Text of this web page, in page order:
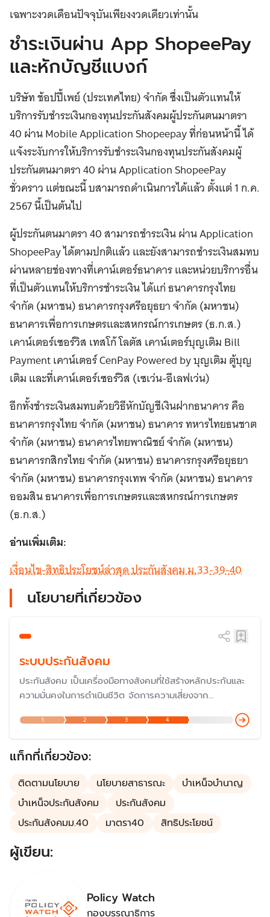
เฉพาะงวดเดือนปัจจุบันเพียงงวดเดียวเท่านั้น
ชำระเงินผ่าน App ShopeePay
และหักบัญชีแบงก์
บริษัท ช้อปปี้เพย์ (ประเทศไทย) จำกัด ซึ่งเป็นตัวแทนให้
บริการรับชำระเงินกองทุนประกันสังคมผู้ประกันตนมาตรา
40 ผ่าน Mobile Application Shopeepay ที่ก่อนหน้านี้ ได้
แจ้งระงับการให้บริการรับชำระเงินกองทุนประกันสังคมผู้
ประกันตนมาตรา 40 ผ่าน Application ShopeePay
ชั่วคราว แต่ขณะนี้ บสามารถดำเนินการได้แล้ว ตั้งแต่ 1 ก.ค.
2567 นี้เป็นต้นไป
ผู้ประกันตนมาตรา 40 สามารถชำระเงิน ผ่าน Application
ShopeePay ได้ตามปกติแล้ว และยังสามารถชำระเงินสมทบ
ผ่านหลายช่องทางที่เคาน์เตอร์ธนาคาร และหน่วยบริการอื่น
ที่เป็นตัวแทนให้บริการชำระเงิน ได้แก่ ธนาคารกรุงไทย
จำกัด (มหาชน) ธนาคารกรุงศรีอยุธยา จำกัด (มหาชน)
ธนาคารเพื่อการเกษตรและสหกรณ์การเกษตร (ธ.ก.ส.)
เคาน์เตอร์เซอร์วิส เทสโก้ โลตัส เคาน์เตอร์บุญเติม Bill
Payment เคาน์เตอร์ CenPay Powered by บุญเติม ตู้บุญ
เติม และที่เคาน์เตอร์เซอร์วิส (เซเว่น-อีเลฟเว่น)
อีกทั้งชำระเงินสมทบด้วยวิธีหักบัญชีเงินฝากธนาคาร คือ
ธนาคารกรุงไทย จำกัด (มหาชน) ธนาคาร ทหารไทยธนชาต
จำกัด (มหาชน) ธนาคารไทยพาณิชย์ จำกัด (มหาชน)
ธนาคารกสิกรไทย จำกัด (มหาชน) ธนาคารกรุงศรีอยุธยา
จำกัด (มหาชน) ธนาคารกรุงเทพ จำกัด (มหาชน) ธนาคาร
ออมสิน ธนาคารเพื่อการเกษตรและสหกรณ์การเกษตร
(ธ.ก.ส.)
อ่านเพิ่มเติม:
เงื่อนไข-สิทธิประโยชน์ล่าสุด ประกันสังคม ม.33-39-40
นโยบายที่เกี่ยวข้อง
ระบบประกันสังคม
ประกันสังคม เป็นเครื่องมือทางสังคมที่ใช้สร้างหลักประกันและ
ความมั่นคงในการดำเนินชีวิต จัดการความเสี่ยงจาก
สถานการณ์ไม่แน่นอนที่เกี่ยวข้องกับความเป็นอยู่ เช่น เจ็บป่วย
อุบัติเหตุ เสียชีวิต ซึ่งเป็นเรื่องสำคัญที่รัฐบาลประเทศต่าง ๆ ใช้
เพื่อให้หลักประกันชีวิตแก่ประชาชนตั้งแต่เกิดจนตาย
1 2 3 4
แท็กที่เกี่ยวข้อง:
ติดตามนโยบาย นโยบายสาธารณะ
บำเหน็จบำนาญ
บำเหน็จประกันสังคม
ประกันสังคม
ประกันสังคมม.40
มาตรา40 สิทธิประโยชน์
ผู้เขียน:
Policy Watch
กองบรรณาธิการ